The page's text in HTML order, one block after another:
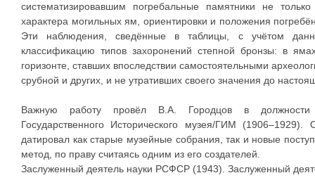
систематизировавшим погребальные памятники не
характера могильных ям, ориентировки и положения
Эти наблюдения, сведённые в таблицы, с учётом
классификацию типов захоронений степной бронзы: в
горизонте, ставших впоследствии самостоятельными
срубной и других, и не утративших своего значения до
Важную работу провёл В.А. Городцов в должности
Государственного Исторического музея/ГИМ
датировал как старые музейные собрания, так и новые
метод, по праву считаясь одним из его создателей.
Заслуженный деятель науки РСФСР (1943). Заслуженный